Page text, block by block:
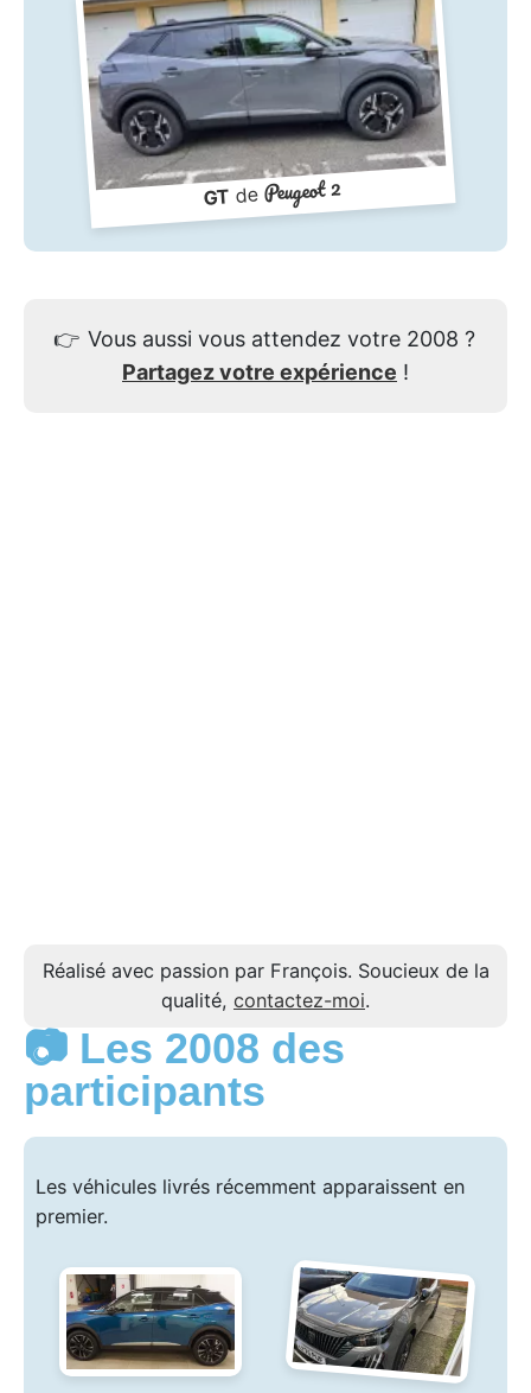
GTdePeugeot 2
👉 Vous aussi vous attendez votre 2008 ?
Partagez votre expérience !
Réalisé avec passion par François. Soucieux de la
qualité, contactez-moi.
📷 Les 2008 des
participants
Les véhicules livrés récemment apparaissent en
premier.